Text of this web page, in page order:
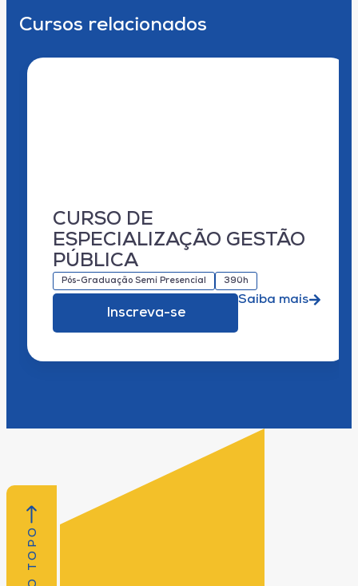
Cursos relacionados
CURSO DE
ESPECIALIZAÇÃO GESTÃO
PÚBLICA
Pós-Graduação Semi Presencial 390h
Inscreva-se
Saiba mais